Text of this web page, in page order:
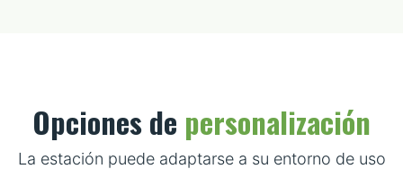
Opciones de personalización
La estación puede adaptarse a su entorno de uso